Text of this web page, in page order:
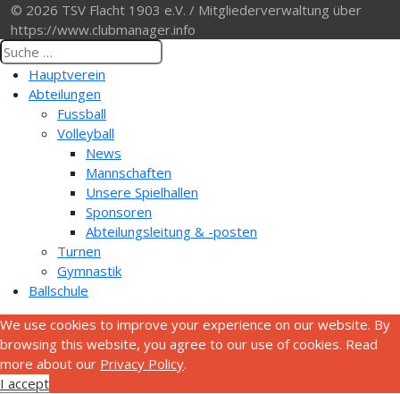
© 2026 TSV Flacht 1903 e.V. / Mitgliederverwaltung über
https://www.clubmanager.info
Hauptverein
Abteilungen
Fussball
Volleyball
News
Mannschaften
Unsere Spielhallen
Sponsoren
Abteilungsleitung & -posten
Turnen
Gymnastik
Ballschule
We use cookies to improve your experience on our website. By
browsing this website, you agree to our use of cookies. Read
more about our Privacy Policy.
I accept